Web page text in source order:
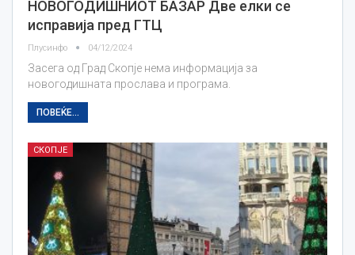
НОВОГОДИШНИОТ БАЗАР Две елки се
исправија пред ГТЦ
Плусинфо 04/12/2024
Засега од Град Скопје нема информација за
новогодишната прослава и програма.
ПОВЕЌЕ...
СКОПЈЕ